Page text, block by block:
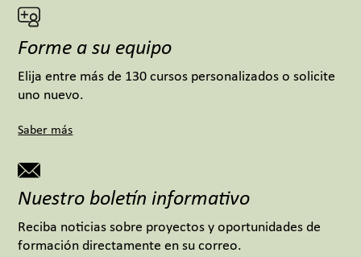
Forme a su equipo
Elija entre más de 130 cursos personalizados o solicite
uno nuevo.
Saber más
Nuestro boletín informativo
Reciba noticias sobre proyectos y oportunidades de
formación directamente en su correo.